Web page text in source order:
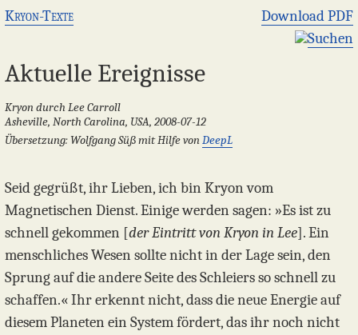
Kryon-Texte
Download PDF
Suchen
Aktuelle Ereignisse
Kryon durch Lee Carroll
Asheville, North Carolina, USA, 2008-07-12
Übersetzung: Wolfgang Süß mit Hilfe vonDeepL
Seid gegrüßt, ihr Lieben, ich bin Kryon vom
Magnetischen Dienst. Einige werden sagen: »Es ist zu
schnell gekommen [der Eintritt von Kryon in Lee]. Ein
menschliches Wesen sollte nicht in der Lage sein, den
Sprung auf die andere Seite des Schleiers so schnell zu
schaffen.« Ihr erkennt nicht, dass die neue Energie auf
diesem Planeten ein System fördert, das ihr noch nicht